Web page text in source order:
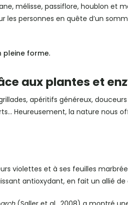
mélisse, passiflore, houblon et
les personnes en quête d’un
pleine forme.
aux plantes et
apéritifs généreux,
Heureusement, la nature nous
violettes et à ses feuilles
antioxydant, en fait un allié